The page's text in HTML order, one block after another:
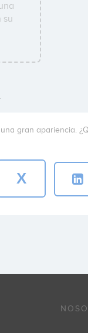
su
gran apariencia.
X